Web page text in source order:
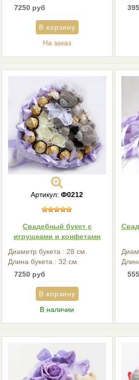
7250 руб
На заказ
Артикул:Ф0212
Свадебный букет с
игрушками и конфетами
Диаметр букета : 28 см.
Длина букета : 32 см.
7250 руб
В наличии